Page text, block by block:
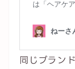
同じブラン